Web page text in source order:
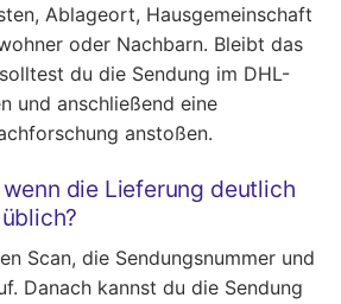
Ablageort, Hausgemeinschaft
oder Nachbarn. Bleibt das
du die Sendung im DHL-
und anschließend eine
anstoßen.
die Lieferung deutlich
Scan, die Sendungsnummer und
Danach kannst du die Sendung